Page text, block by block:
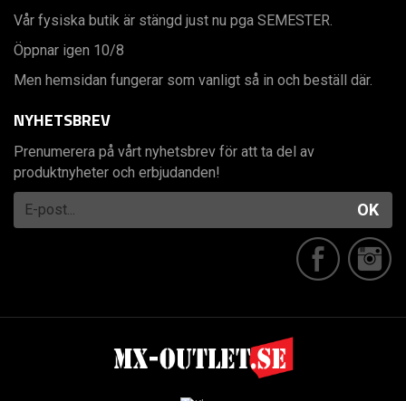
Vår fysiska butik är stängd just nu pga SEMESTER.
Öppnar igen 10/8
Men hemsidan fungerar som vanligt så in och beställ där.
NYHETSBREV
Prenumerera på vårt nyhetsbrev för att ta del av
produktnyheter och erbjudanden!
OK